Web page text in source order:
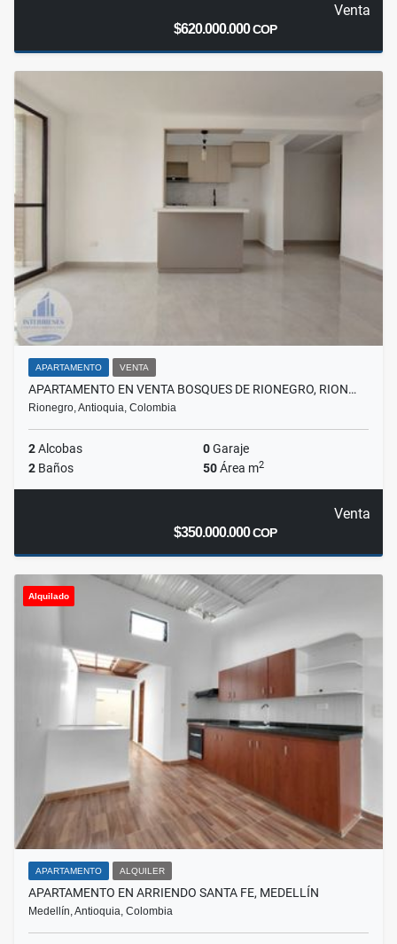
Venta
$620.000.000COP
APARTAMENTO VENTA
APARTAMENTO EN VENTA BOSQUES DE RIONEGRO, RION…
Rionegro, Antioquia, Colombia
2Alcobas 0Garaje
2 Baños 50Área m2
Venta
$350.000.000COP
Alquilado
APARTAMENTO ALQUILER
APARTAMENTO EN ARRIENDO SANTA FE, MEDELLÍN
Medellín, Antioquia, Colombia